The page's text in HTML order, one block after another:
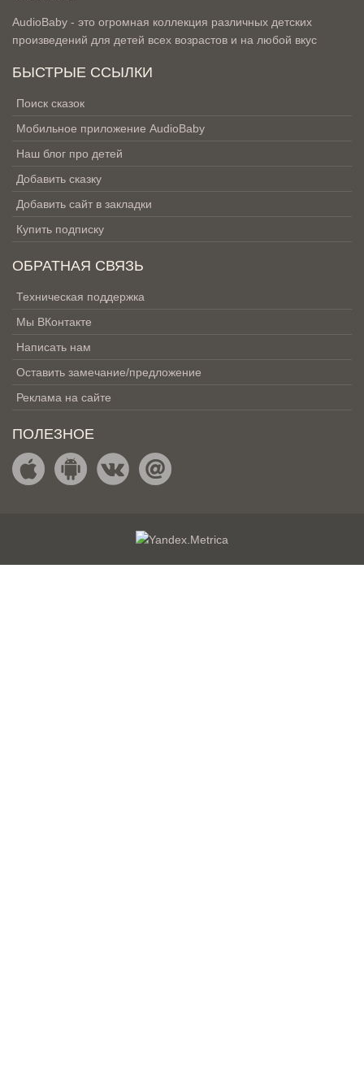
AudioBaby - это огромная коллекция различных детских
произведений для детей всех возрастов и на любой вкус
БЫСТРЫЕ ССЫЛКИ
Поиск сказок
Мобильное приложение AudioBaby
Наш блог про детей
Добавить сказку
Добавить сайт в закладки
Купить подписку
ОБРАТНАЯ СВЯЗЬ
Техническая поддержка
Мы ВКонтакте
Написать нам
Оставить замечание/предложение
Реклама на сайте
ПОЛЕЗНОЕ